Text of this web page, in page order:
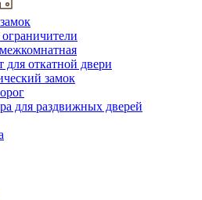
для откатной двери
замок
для раздвижных дверей